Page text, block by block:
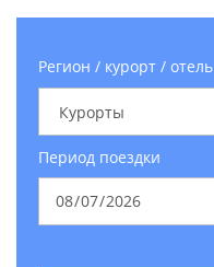
Регион / курорт / отель
Период поездки